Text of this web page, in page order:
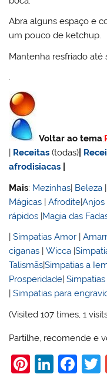
Abra alguns espaço e
um pouco de ketchup.
Mantenha resfriado até
.
Voltar ao tema:
Receitas (todas)
afrodisiacas
Mais: Mezinhas| Beleza |
Mágicas |Afrodite|Anjos
rápidos |Magia das
|Simpatias Amor |
ciganas |Wicca |
Talismãs|Simpatias a
Prosperidade|
|Simpatias para
(Visited 107 times, 1
Partilhe, recomende e
Pi Li F